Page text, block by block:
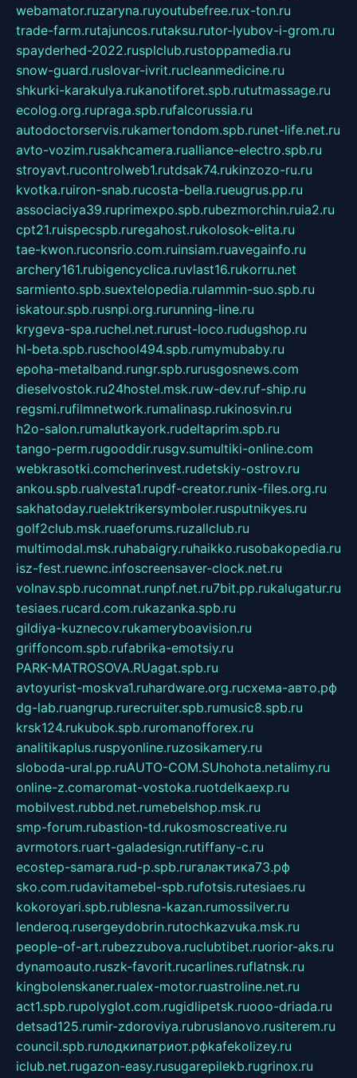
webamator.ruzaryna.ruyoutubefree.rux-ton.ru
trade-farm.rutajuncos.rutaksu.rutor-lyubov-i-grom.ru
spayderhed-2022.rusplclub.rustoppamedia.ru
snow-guard.ruslovar-ivrit.rucleanmedicine.ru
shkurki-karakulya.rukanotiforet.spb.rututmassage.ru
ecolog.org.rupraga.spb.rufalcorussia.ru
autodoctorservis.rukamertondom.spb.runet-life.net.ru
avto-vozim.rusakhcamera.rualliance-electro.spb.ru
stroyavt.rucontrolweb1.rutdsak74.rukinzozo-ru.ru
kvotka.ruiron-snab.rucosta-bella.rueugrus.pp.ru
associaciya39.ruprimexpo.spb.rubezmorchin.ruia2.ru
cpt21.ruispecspb.ruregahost.rukolosok-elita.ru
tae-kwon.ruconsrio.com.ruinsiam.ruavegainfo.ru
archery161.rubigencyclica.ruvlast16.rukorru.net
sarmiento.spb.suextelopedia.rulammin-suo.spb.ru
iskatour.spb.rusnpi.org.rurunning-line.ru
krygeva-spa.ruchel.net.rurust-loco.rudugshop.ru
hl-beta.spb.ruschool494.spb.rumymubaby.ru
epoha-metalband.rungr.spb.rurusgosnews.com
dieselvostok.ru24hostel.msk.ruw-dev.ruf-ship.ru
regsmi.rufilmnetwork.rumalinasp.rukinosvin.ru
h2o-salon.rumalutkayork.rudeltaprim.spb.ru
tango-perm.rugooddir.rusgv.sumultiki-online.com
webkrasotki.comcherinvest.rudetskiy-ostrov.ru
ankou.spb.rualvesta1.rupdf-creator.runix-files.org.ru
sakhatoday.ruelektrikersymboler.rusputnikyes.ru
golf2club.msk.ruaeforums.ruzallclub.ru
multimodal.msk.ruhabaigry.ruhaikko.rusobakopedia.ru
isz-fest.ruewnc.infoscreensaver-clock.net.ru
volnav.spb.rucomnat.runpf.net.ru7bit.pp.rukalugatur.ru
tesiaes.rucard.com.rukazanka.spb.ru
gildiya-kuznecov.rukameryboavision.ru
griffoncom.spb.rufabrika-emotsiy.ru
PARK-MATROSOVA.RUagat.spb.ru
avtoyurist-moskva1.ruhardware.org.ruсхема-авто.рф
dg-lab.ruangrup.rurecruiter.spb.rumusic8.spb.ru
krsk124.rukubok.spb.ruromanofforex.ru
analitikaplus.ruspyonline.ruzosikamery.ru
sloboda-ural.pp.ruAUTO-COM.SUhohota.netalimy.ru
online-z.comaromat-vostoka.ruotdelkaexp.ru
mobilvest.rubbd.net.rumebelshop.msk.ru
smp-forum.rubastion-td.rukosmoscreative.ru
avrmotors.ruart-galadesign.rutiffany-c.ru
ecostep-samara.rud-p.spb.ruгалактика73.рф
sko.com.rudavitamebel-spb.rufotsis.rutesiaes.ru
kokoroyari.spb.rublesna-kazan.rumossilver.ru
lenderoq.rusergeydobrin.rutochkazvuka.msk.ru
people-of-art.rubezzubova.ruclubtibet.ruorior-aks.ru
dynamoauto.ruszk-favorit.rucarlines.ruflatnsk.ru
kingbolenskaner.rualex-motor.ruastroline.net.ru
act1.spb.rupolyglot.com.rugidlipetsk.ruooo-driada.ru
detsad125.rumir-zdoroviya.rubruslanovo.rusiterem.ru
council.spb.ruлодкипатриот.рфkafekolizey.ru
iclub.net.rugazon-easy.rusugarepilekb.rugrinox.ru